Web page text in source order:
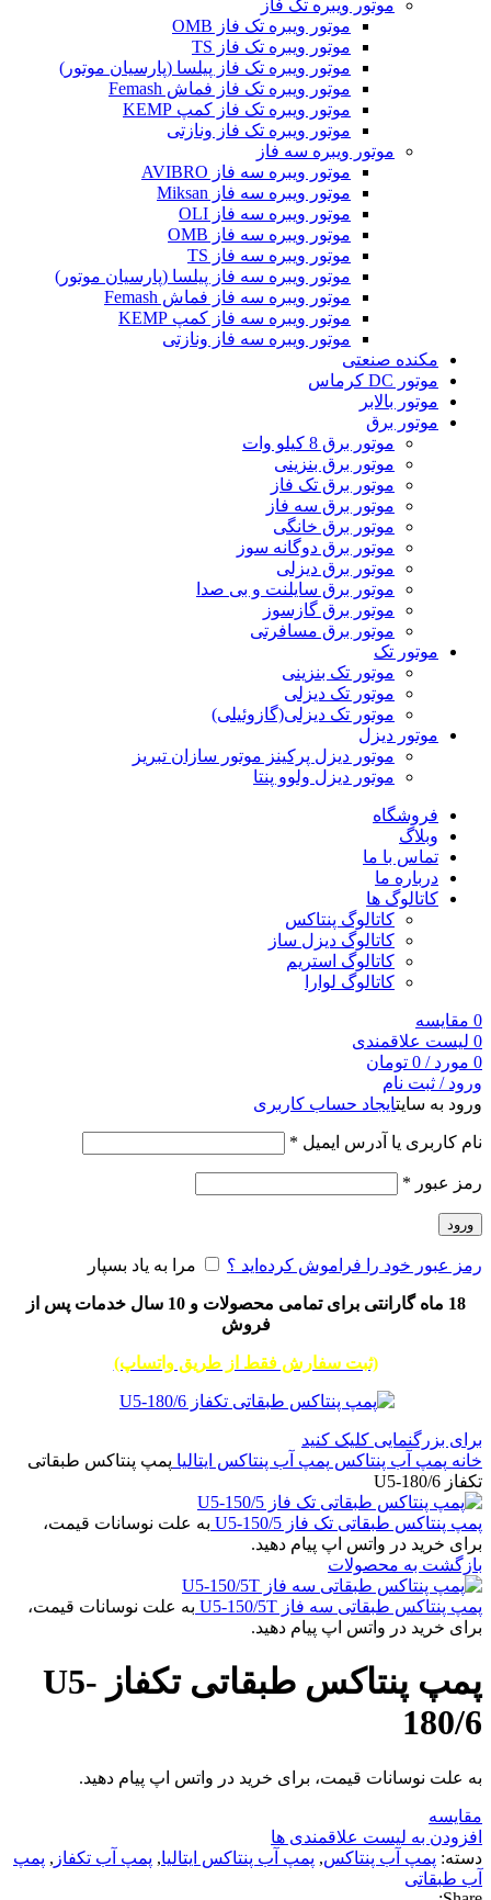
موتور ویبره تک فاز
موتور ویبره تک فاز OMB
موتور ویبره تک فاز TS
موتور ویبره تک فاز پیلسا (پارسیان موتور)
موتور ویبره تک فاز فماش Femash
موتور ویبره تک فاز کمپ KEMP
موتور ویبره تک فاز ونازتی
موتور ویبره سه فاز
موتور ویبره سه فاز AVIBRO
موتور ویبره سه فاز Miksan
موتور ویبره سه فاز OLI
موتور ویبره سه فاز OMB
موتور ویبره سه فاز TS
موتور ویبره سه فاز پیلسا (پارسیان موتور)
موتور ویبره سه فاز فماش Femash
موتور ویبره سه فاز کمپ KEMP
موتور ویبره سه فاز ونازتی
مکنده صنعتی
موتور DC کرماس
موتور بالابر
موتور برق
موتور برق 8 کیلو وات
موتور برق بنزینی
موتور برق تک فاز
موتور برق سه فاز
موتور برق خانگی
موتور برق دوگانه سوز
موتور برق دیزلی
موتور برق سایلنت و بی صدا
موتور برق گازسوز
موتور برق مسافرتی
موتور تک
موتور تک بنزینی
موتور تک دیزلی
موتور تک دیزلی(گازوئیلی)
موتور دیزل
موتور دیزل پرکینز موتور سازان تبریز
موتور دیزل ولوو پنتا
فروشگاه
وبلاگ
تماس با ما
درباره ما
کاتالوگ ها
کاتالوگ پنتاکس
کاتالوگ دیزل ساز
کاتالوگ استریم
کاتالوگ لوارا
0 مقایسه
0 لیست علاقمندی
0 مورد /
0 تومان
ورود / ثبت نام
ورود به سایتایجاد حساب کاربری
نام کاربری یا آدرس ایمیل *
رمز عبور *
ورود
رمز عبور خود را فراموش کرده‌اید ؟ مرا به یاد بسپار
18 ماه گارانتی برای تمامی محصولات و 10 سال خدمات پس از
فروش
(ثبت سفارش فقط از طریق واتساپ)
برای بزرگنمایی کلیک کنید
خانه پمپ آب پنتاکس پمپ آب پنتاکس ایتالیا پمپ پنتاکس طبقاتی
تکفاز U5-180/6
پمپ پنتاکس طبقاتی تک فاز U5-150/5
به علت نوسانات قیمت،
برای خرید در واتس اپ پیام دهید.
بازگشت به محصولات
پمپ پنتاکس طبقاتی سه فاز U5-150/5T
به علت نوسانات قیمت،
برای خرید در واتس اپ پیام دهید.
پمپ پنتاکس طبقاتی تکفاز U5-
180/6
به علت نوسانات قیمت، برای خرید در واتس اپ پیام دهید.
مقایسه
افزودن به لیست علاقمندی ها
دسته: پمپ آب پنتاکس, پمپ آب پنتاکس ایتالیا, پمپ آب تکفاز , پمپ
آب طبقاتی